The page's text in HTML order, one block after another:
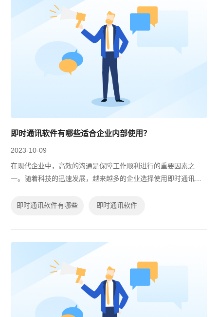
即时通讯软件有哪些适合企业内部使用？
2023-10-09
在现代企业中，高效的沟通是保障工作顺利进行的重要因素之
一。随着科技的迅速发展，越来越多的企业选择使用即时通讯软
共享、视频会议等功能，帮助企业员工...
即时通讯软件有哪些 即时通讯软件